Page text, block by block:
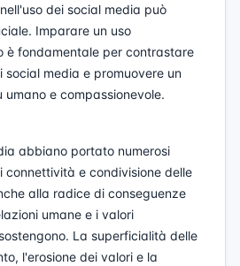
dei social media può
Imparare un uso
è fondamentale per contrastare
media e promuovere un
e compassionevole.
abbiano portato numerosi
e condivisione delle
alla radice di conseguenze
umane e i valori
La superficialità delle
l'erosione dei valori e la